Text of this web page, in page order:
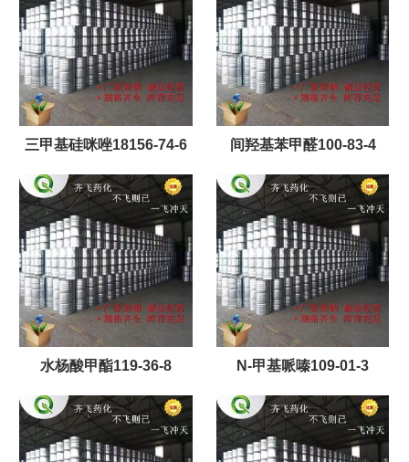
三甲基硅咪唑18156-74-6 间羟基苯甲醛100-83-4
水杨酸甲酯119-36-8 N-甲基哌嗪109-01-3